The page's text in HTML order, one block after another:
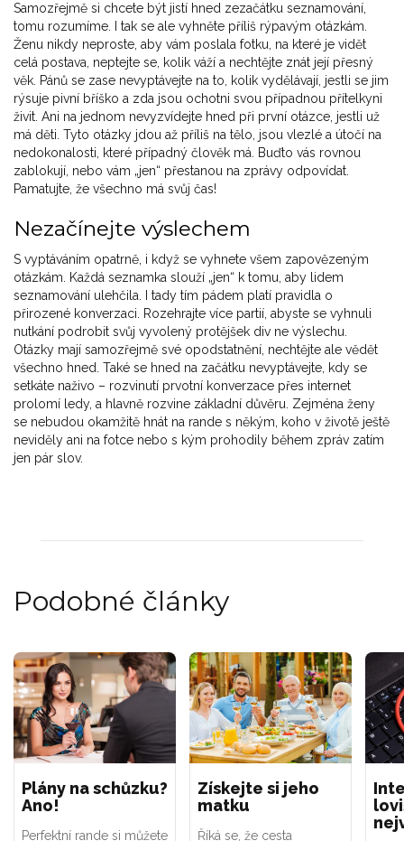
Samozřejmě si chcete být jistí hned zezačátku seznamování,
tomu rozumíme. I tak se ale vyhněte příliš rýpavým otázkám.
Ženu nikdy neproste, aby vám poslala fotku, na které je vidět
celá postava, neptejte se, kolik váží a nechtějte znát její přesný
věk. Pánů se zase nevyptávejte na to, kolik vydělávají, jestli se jim
rýsuje pivní bříško a zda jsou ochotni svou případnou přítelkyni
živit. Ani na jednom nevyzvídejte hned při první otázce, jestli už
má děti. Tyto otázky jdou až příliš na tělo, jsou vlezlé a útočí na
nedokonalosti, které případný člověk má. Buďto vás rovnou
zablokují, nebo vám „jen“ přestanou na zprávy odpovídat.
Pamatujte, že všechno má svůj čas!
Nezačínejte výslechem
S vyptáváním opatrně, i když se vyhnete všem zapovězeným
otázkám. Každá seznamka slouží „jen“ k tomu, aby lidem
seznamování ulehčila. I tady tím pádem platí pravidla o
přirozené konverzaci. Rozehrajte více partií, abyste se vyhnuli
nutkání podrobit svůj vyvolený protějšek div ne výslechu.
Otázky mají samozřejmě své opodstatnění, nechtějte ale vědět
všechno hned. Také se hned na začátku nevyptávejte, kdy se
setkáte naživo – rozvinutí prvotní konverzace přes internet
prolomí ledy, a hlavně rozvine základní důvěru. Zejména ženy
se nebudou okamžitě hnát na rande s někým, koho v životě ještě
neviděly ani na fotce nebo s kým prohodily během zpráv zatím
jen pár slov.
Podobné články
Plány na schůzku?
Ano!
Perfektní rande si můžete
Získejte si jeho
matku
Říká se, že cesta